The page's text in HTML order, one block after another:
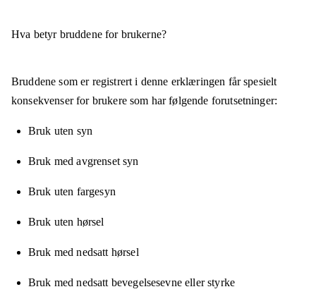
Hva betyr bruddene for brukerne?
Bruddene som er registrert i denne erklæringen får spesielt
konsekvenser for brukere som har følgende forutsetninger:
Bruk uten syn
Bruk med avgrenset syn
Bruk uten fargesyn
Bruk uten hørsel
Bruk med nedsatt hørsel
Bruk med nedsatt bevegelsesevne eller styrke